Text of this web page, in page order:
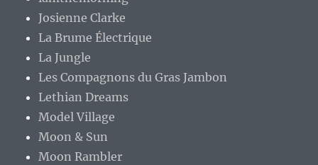
Josienne Clarke
La Brume Électrique
La Jungle
Les Compagnons du Gras Jambon
Lethian Dreams
Model Village
Moon & Sun
Moon Rambler